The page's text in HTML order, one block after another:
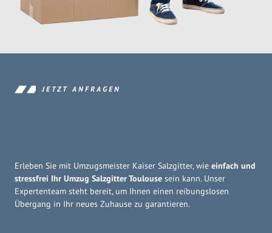
JETZT ANFRAGEN
Erleben Sie mit Umzugsmeister Kaiser Salzgitter, wie einfach und
stressfrei Ihr Umzug Salzgitter Toulouse sein kann. Unser
Expertenteam steht bereit, um Ihnen einen reibungslosen
Übergang in Ihr neues Zuhause zu garantieren.